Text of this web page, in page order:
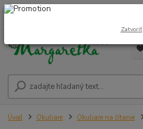
0948 236 042
Úvod Okuliare Okuliare na čítanie
Zatvoriť